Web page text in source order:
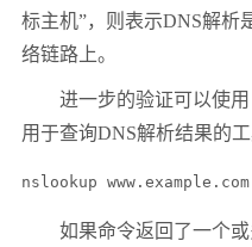
标主机”，则表示DNS解析
络链路上。
进一步的验证可以使用
用于查询DNS解析结果的工
nslookup www.example.com
如果命令返回了一个或